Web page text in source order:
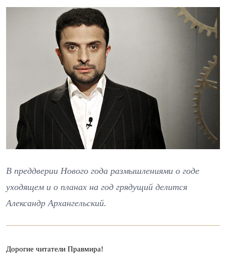
В преддверии Нового года размышлениями о годе
уходящем и о планах на год грядущий делится
Александр Архангельский.
Дорогие читатели Правмира!